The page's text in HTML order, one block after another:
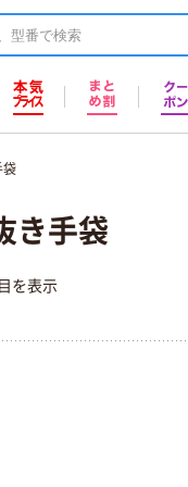
袋
き手袋
を表示